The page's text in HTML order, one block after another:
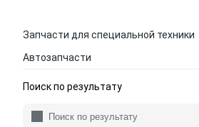
Запчасти для специальной техники
Автозапчасти
Поиск по результату